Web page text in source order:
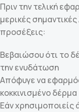
Πριν την τελική
μερικές
προσέξεις:
Βεβαιώσου ότι το
την ενυδάτωση
Απόφυγε να
κοκκινισμένο δέρμα
Εάν